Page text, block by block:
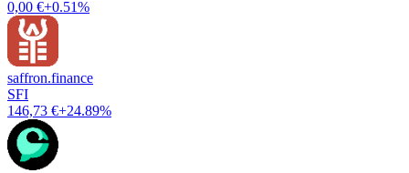
0,00 €+0.51%
saffron.finance
SFI
146,73 €+24.89%